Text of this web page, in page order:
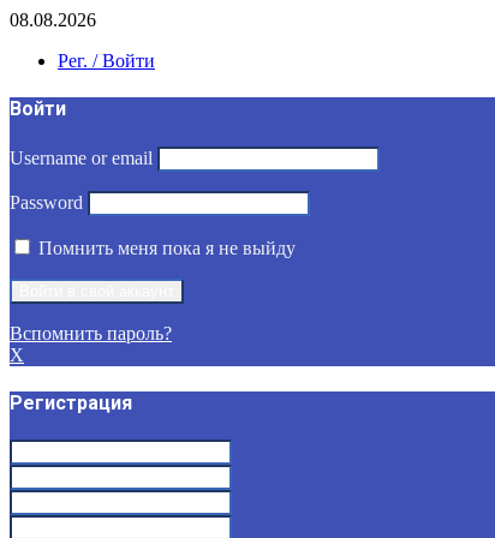
08.08.2026
Рег. / Войти
Войти
Username or email
Password
Помнить меня пока я не выйду
Вспомнить пароль?
X
Регистрация